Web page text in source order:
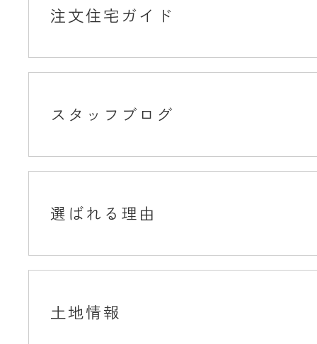
注文住宅ガイド
スタッフブログ
選ばれる理由
土地情報